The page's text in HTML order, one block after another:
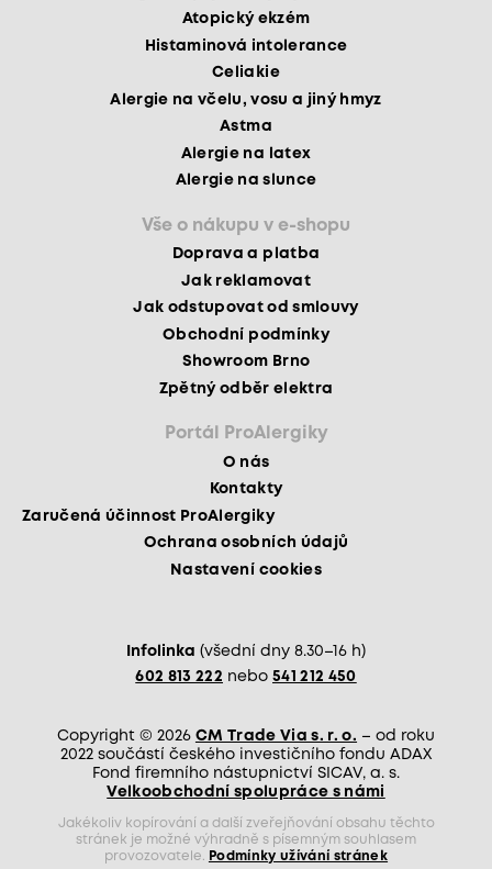
Atopický ekzém
Histaminová intolerance
Celiakie
Alergie na včelu, vosu a jiný hmyz
Astma
Alergie na latex
Alergie na slunce
Vše o nákupu v e-shopu
Doprava a platba
Jak reklamovat
Jak odstupovat od smlouvy
Obchodní podmínky
Showroom Brno
Zpětný odběr elektra
Portál ProAlergiky
O nás
Kontakty
Zaručená účinnost ProAlergiky
Ochrana osobních údajů
Nastavení cookies
Infolinka (všední dny 8.30–16 h)
602 813 222 nebo 541 212 450
Copyright © 2026 CM Trade Via s. r. o. – od roku
2022 součástí českého investičního fondu ADAX
Fond firemního nástupnictví SICAV, a. s.
Velkoobchodní spolupráce s námi
Jakékoliv kopírování a další zveřejňování obsahu těchto
stránek je možné výhradně s písemným souhlasem
provozovatele.
Podmínky užívání stránek